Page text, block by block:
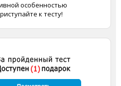
особенностью
к тесту!